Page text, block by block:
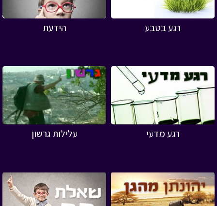
רגע בטבע הידעת
רגע מדעי עלילות גרשון